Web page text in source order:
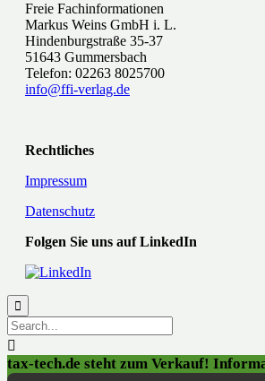
Freie Fachinformationen
Markus Weins GmbH i. L.
Hindenburgstraße 35-37
51643 Gummersbach
Telefon: 02263 8025700
info@ffi-verlag.de
Rechtliches
Impressum
Datenschutz
Folgen Sie uns auf LinkedIn


tax-tech.de steht zum Verkauf!